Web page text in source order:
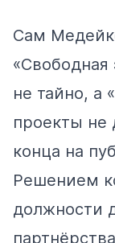
Сам
«Свободная
не тайно, а
проекты не
конца на
Решением
должности